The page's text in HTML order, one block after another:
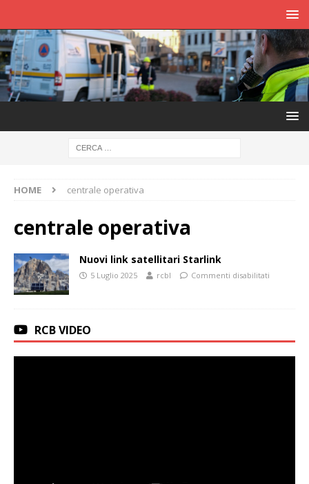
HOME centrale operativa
centrale operativa
Nuovi link satellitari Starlink
5 Luglio 2025 rcbl Commenti disabilitati
RCB VIDEO